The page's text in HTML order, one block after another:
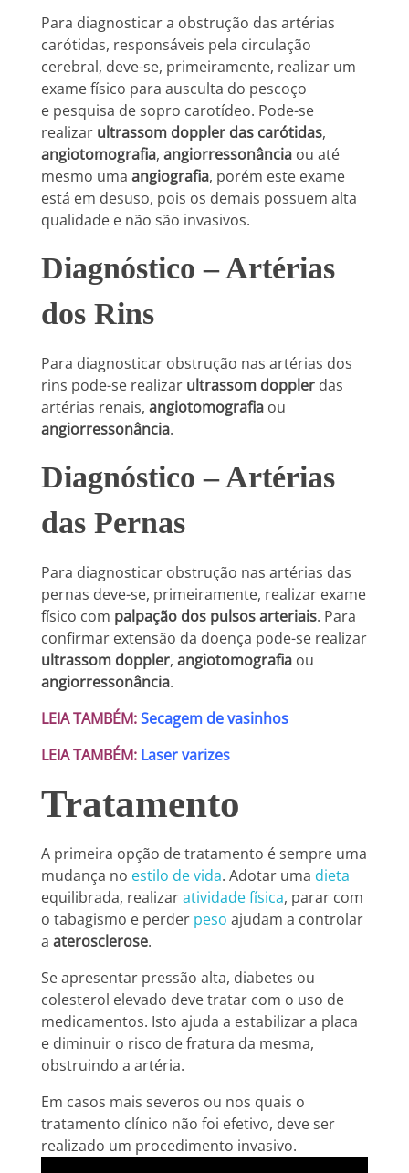
Para diagnosticar a obstrução das artérias
carótidas, responsáveis pela circulação
cerebral, deve-se, primeiramente, realizar um
exame físico para ausculta do pescoço
e pesquisa de sopro carotídeo. Pode-se
realizar ultrassom doppler das carótidas,
angiotomografia, angiorressonância ou até
mesmo uma angiografia, porém este exame
está em desuso, pois os demais possuem alta
qualidade e não são invasivos.
Diagnóstico – Artérias
dos Rins
Para diagnosticar obstrução nas artérias dos
rins pode-se realizar ultrassom doppler das
artérias renais, angiotomografia ou
angiorressonância.
Diagnóstico – Artérias
das Pernas
Para diagnosticar obstrução nas artérias das
pernas deve-se, primeiramente, realizar exame
físico com palpação dos pulsos arteriais. Para
confirmar extensão da doença pode-se realizar
ultrassom doppler, angiotomografia ou
angiorressonância.
LEIA TAMBÉM:Secagem de vasinhos
LEIA TAMBÉM: Laser varizes
Tratamento
A primeira opção de tratamento é sempre uma
mudança no estilo de vida. Adotar uma dieta
equilibrada, realizaratividade física, parar com
o tabagismo e perder peso ajudam a controlar
a aterosclerose.
Se apresentar pressão alta, diabetes ou
colesterol elevado deve tratar com o uso de
medicamentos. Isto ajuda a estabilizar a placa
e diminuir o risco de fratura da mesma,
obstruindo a artéria.
Em casos mais severos ou nos quais o
tratamento clínico não foi efetivo, deve ser
realizado um procedimento invasivo.